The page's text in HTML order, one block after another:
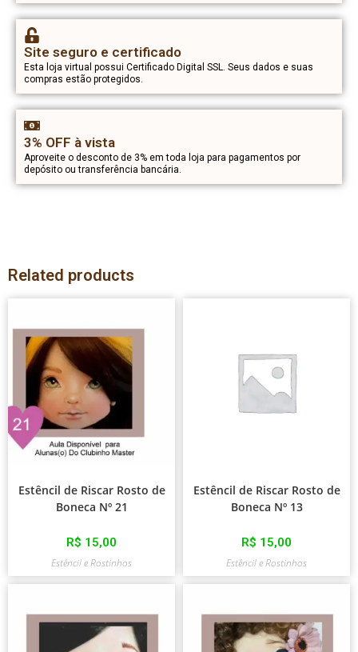
Site seguro e certificado
Esta loja virtual possui Certificado Digital SSL. Seus dados e suas
compras estão protegidos.
3% OFF à vista
Aproveite o desconto de 3% em toda loja para pagamentos por
depósito ou transferência bancária.
Related products
Estêncil de Riscar Rosto de
Boneca Nº 21
R$ 15,00
Estêncil e Rostinhos
Estêncil de Riscar Rosto de
Boneca Nº 13
R$ 15,00
Estêncil e Rostinhos